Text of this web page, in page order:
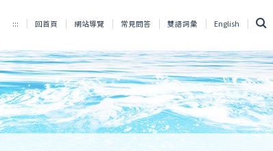
::: 回首頁 網站導覽 常見問答 雙語詞彙 English